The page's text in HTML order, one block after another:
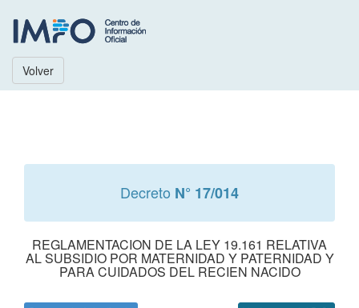
Volver
Decreto N° 17/014
REGLAMENTACION DE LA LEY 19.161 RELATIVA
AL SUBSIDIO POR MATERNIDAD Y PATERNIDAD Y
PARA CUIDADOS DEL RECIEN NACIDO